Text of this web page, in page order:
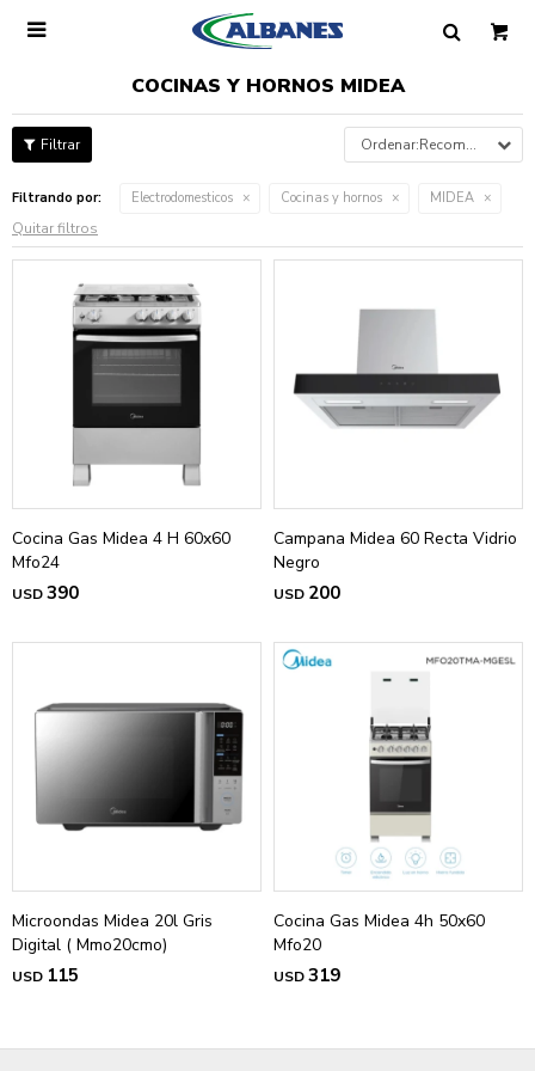

COCINAS Y HORNOS MIDEA
Recomendados
Filtrando por: Electrodomesticos Cocinas y hornos MIDEA
Quitar filtros
Cocina Gas Midea 4 H 60x60
Mfo24
USD390
Campana Midea 60 Recta Vidrio
Negro
USD 200
Microondas Midea 20l Gris
Digital ( Mmo20cmo)
USD 115
Cocina Gas Midea 4h 50x60
Mfo20
USD319